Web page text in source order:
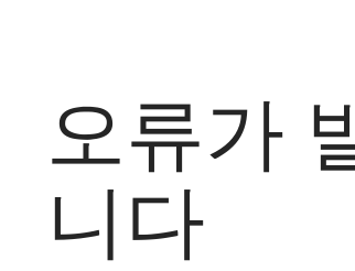
오류가
니다